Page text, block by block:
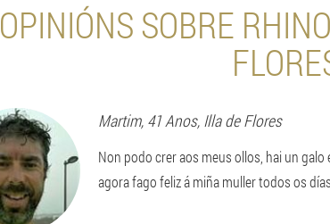
OPINIÓNS SOBRE
Martim, 41 Anos, Illa de Flores
Non podo crer aos meus ollos, hai un galo
agora fago feliz á miña muller todos os